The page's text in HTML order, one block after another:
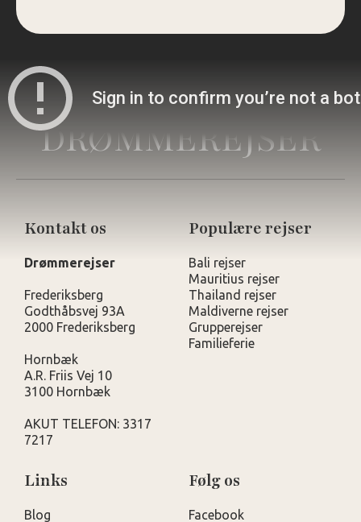
DRØMMEREJSER
Kontakt os
Drømmerejser
Frederiksberg
Godthåbsvej 93A
2000 Frederiksberg
Hornbæk
A.R. Friis Vej 10
3100 Hornbæk
AKUT TELEFON: 3317
7217
Populære rejser
Bali rejser
Mauritius rejser
Thailand rejser
Maldiverne rejser
Grupperejser
Familieferie
Links
Blog
Følg os
Facebook